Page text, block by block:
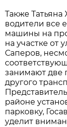
Также Татьяна
водители все
машины на
на участке от
Саперов,
занимают
другого
районе
парковку,
уделит